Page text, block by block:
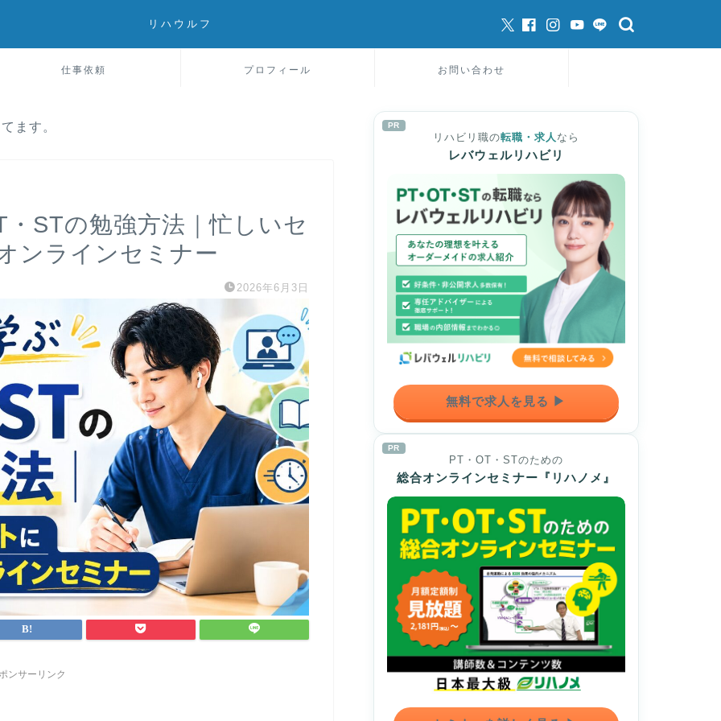
リハウルフ
仕事依頼 プロフィール お問い合わせ
ます。
STの勉強方法｜忙しいセ
ンラインセミナー
2026年6月3日
ンサーリンク
PR
リハビリ職の転職・求人 なら
レバウェルリハビリ
無料で求人を見る ▶
PR
PT・OT・STのための
総合オンラインセミナー『リハノメ』